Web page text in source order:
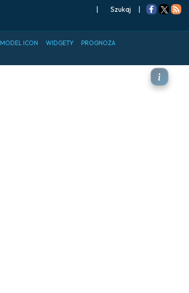
| |
MODEL ICON WIDGETY PROGNOZA